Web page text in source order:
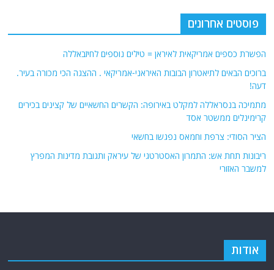
פוסטים אחרונים
הפשרת כספים אמריקאית לאיראן = טילים נוספים לחיזבאללה
ברוכים הבאים לתיאטרון הבובות האיראני-אמריקאי . ההצגה הכי מכורה בעיר.
דעה!
מתמיכה בנסראללה למקלט באירופה: הקשרים החשאיים של קצינים בכירים
קרימינלים ממשטר אסד
הציר הסודי: צרפת וחמאס נפגשו בחשאי
ריבונות תחת אש: התמרון האסטרטגי של עיראק ותגובת מדינות המפרץ
למשבר האזורי
אודות